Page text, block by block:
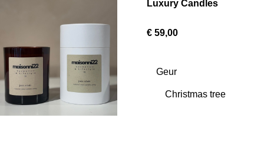
Luxury Candles
€ 59,00
Geur